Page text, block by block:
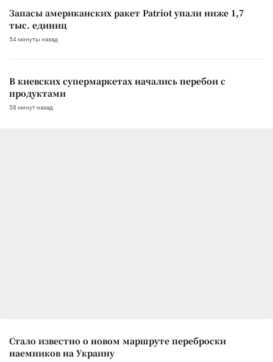
Запасы американских ракет Patriot упали ниже 1,7
тыс. единиц
54 минуты назад
В киевских супермаркетах начались перебои с
продуктами
58 минут назад
Стало известно о новом маршруте переброски
наемников на Украину